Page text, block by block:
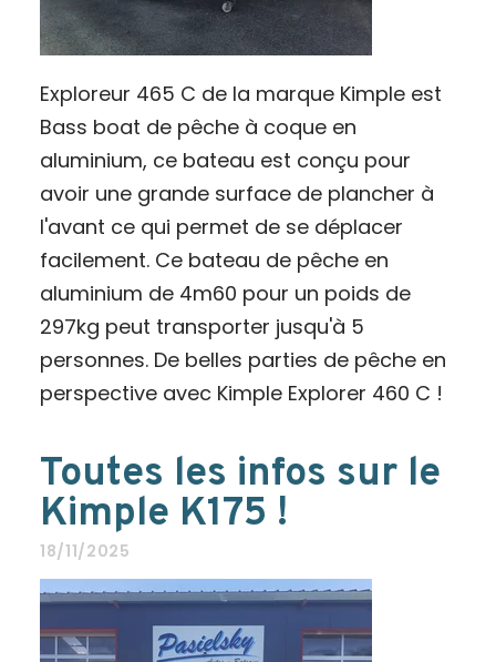
Exploreur 465 C de la marque Kimple est
Bass boat de pêche à coque en
aluminium, ce bateau est conçu pour
avoir une grande surface de plancher à
l'avant ce qui permet de se déplacer
facilement. Ce bateau de pêche en
aluminium de 4m60 pour un poids de
297kg peut transporter jusqu'à 5
personnes. De belles parties de pêche en
perspective avec Kimple Explorer 460 C !
Toutes les infos sur le
Kimple K175 !
18/11/2025